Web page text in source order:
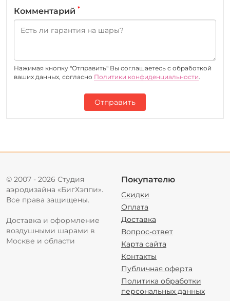
Комментарий *
Нажимая кнопку "Отправить" Вы соглашаетесь c обработкой
ваших данных, согласно Политики конфиденциальности.
Отправить
© 2007 - 2026 Студия
аэродизайна «БигХэппи».
Все права защищены.
Доставка и оформление
воздушными шарами в
Москве и области
Покупателю
Скидки
Оплата
Доставка
Вопрос-ответ
Карта сайта
Контакты
Публичная оферта
Политика обработки
персональных данных